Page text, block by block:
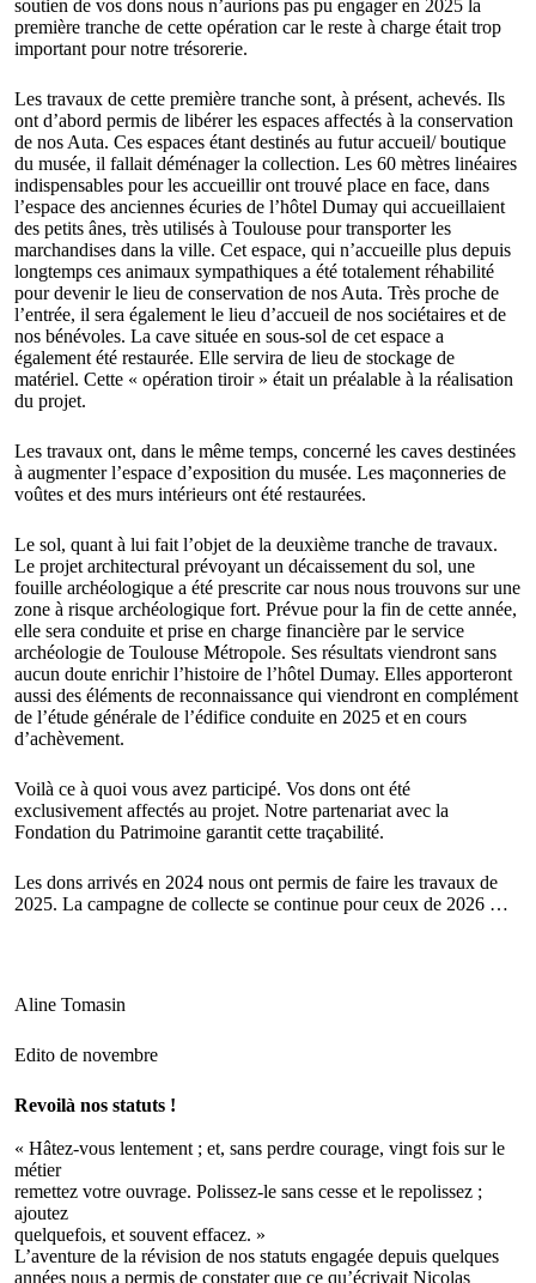
soutien de vos dons nous n’aurions pas pu engager en 2025 la
première tranche de cette opération car le reste à charge était trop
important pour notre trésorerie.
Les travaux de cette première tranche sont, à présent, achevés. Ils
ont d’abord permis de libérer les espaces affectés à la conservation
de nos Auta. Ces espaces étant destinés au futur accueil/ boutique
du musée, il fallait déménager la collection. Les 60 mètres linéaires
indispensables pour les accueillir ont trouvé place en face, dans
l’espace des anciennes écuries de l’hôtel Dumay qui accueillaient
des petits ânes, très utilisés à Toulouse pour transporter les
marchandises dans la ville. Cet espace, qui n’accueille plus depuis
longtemps ces animaux sympathiques a été totalement réhabilité
pour devenir le lieu de conservation de nos Auta. Très proche de
l’entrée, il sera également le lieu d’accueil de nos sociétaires et de
nos bénévoles. La cave située en sous-sol de cet espace a
également été restaurée. Elle servira de lieu de stockage de
matériel. Cette « opération tiroir » était un préalable à la réalisation
du projet.
Les travaux ont, dans le même temps, concerné les caves destinées
à augmenter l’espace d’exposition du musée. Les maçonneries de
voûtes et des murs intérieurs ont été restaurées.
Le sol, quant à lui fait l’objet de la deuxième tranche de travaux.
Le projet architectural prévoyant un décaissement du sol, une
fouille archéologique a été prescrite car nous nous trouvons sur une
zone à risque archéologique fort. Prévue pour la fin de cette année,
elle sera conduite et prise en charge financière par le service
archéologie de Toulouse Métropole. Ses résultats viendront sans
aucun doute enrichir l’histoire de l’hôtel Dumay. Elles apporteront
aussi des éléments de reconnaissance qui viendront en complément
de l’étude générale de l’édifice conduite en 2025 et en cours
d’achèvement.
Voilà ce à quoi vous avez participé. Vos dons ont été
exclusivement affectés au projet. Notre partenariat avec la
Fondation du Patrimoine garantit cette traçabilité.
Les dons arrivés en 2024 nous ont permis de faire les travaux de
2025. La campagne de collecte se continue pour ceux de 2026 …
Aline Tomasin
Edito de novembre
Revoilà nos statuts !
« Hâtez-vous lentement ; et, sans perdre courage, vingt fois sur le
métier
remettez votre ouvrage. Polissez-le sans cesse et le repolissez ;
ajoutez
quelquefois, et souvent effacez. »
L’aventure de la révision de nos statuts engagée depuis quelques
années nous a permis de constater que ce qu’écrivait Nicolas